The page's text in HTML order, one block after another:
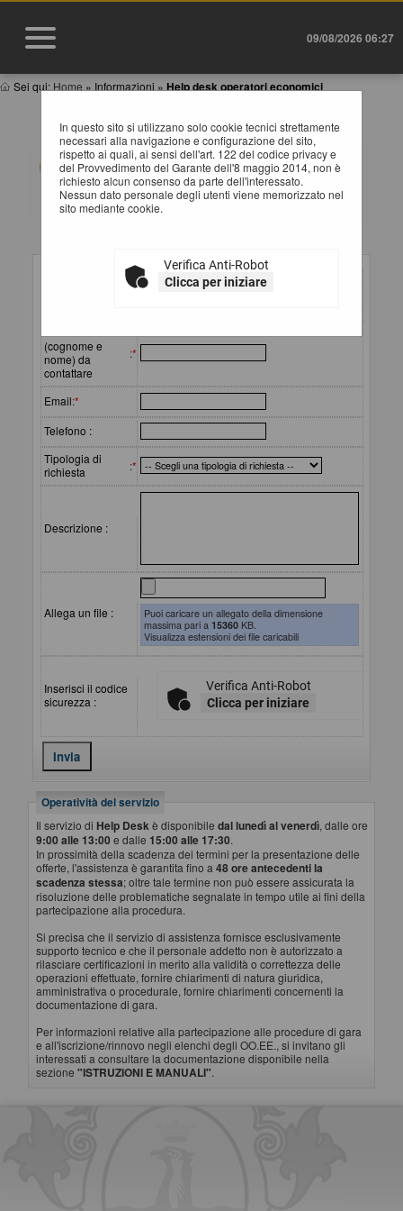
09/08/2026 06:27
Sei qui: Home » Informazioni » Help desk operatori economici
In questo sito si utilizzano solo cookie tecnici strettamente
necessari alla navigazione e configurazione del sito,
rispetto ai quali, ai sensi dell'art. 122 del codice privacy e
del Provvedimento del Garante dell'8 maggio 2014, non è
richiesto alcun consenso da parte dell'interessato.
Nessun dato personale degli utenti viene memorizzato nel
sito mediante cookie.
Verifica Anti-Robot
Clicca per iniziare
HELP DESK OPERATORE ECONOMICO
Compila il form indicando i tuoi riferimenti e il problema
riscontrato, eventualmente se necessario allegando
anche un file, e poi procedi all'invio della richiesta.
*
(cognome e
nome) da
contattare
:*
Email:*
Telefono :
Tipologia di
richiesta
:*
Descrizione :
Allega un file :
Puoi caricare un allegato della dimensione
massima pari a15360 KB.
Visualizza estensioni dei file caricabili
Inserisci il codice
sicurezza :
Verifica Anti-Robot
Clicca per iniziare
Operatività del servizio
Il servizio di Help Desk è disponibile dal lunedì al venerdì, dalle ore
9:00 alle 13:00 e dalle 15:00 alle 17:30.
In prossimità della scadenza dei termini per la presentazione delle
offerte, l'assistenza è garantita fino a 48 ore antecedenti la
scadenza stessa; oltre tale termine non può essere assicurata la
risoluzione delle problematiche segnalate in tempo utile ai fini della
partecipazione alla procedura.
Si precisa che il servizio di assistenza fornisce esclusivamente
supporto tecnico e che il personale addetto non è autorizzato a
rilasciare certificazioni in merito alla validità o correttezza delle
operazioni effettuate, fornire chiarimenti di natura giuridica,
amministrativa o procedurale, fornire chiarimenti concernenti la
documentazione di gara.
Per informazioni relative alla partecipazione alle procedure di gara
e all'iscrizione/rinnovo negli elenchi degli OO.EE., si invitano gli
interessati a consultare la documentazione disponibile nella
sezione "ISTRUZIONI E MANUALI".